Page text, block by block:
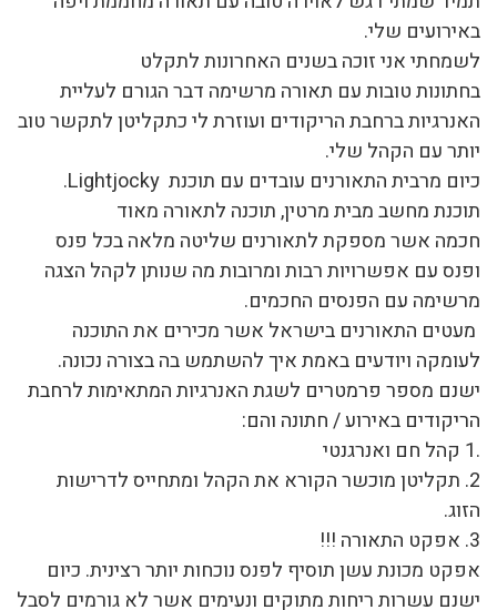
באירועים שלי.
לשמחתי אני זוכה בשנים האחרונות לתקלט
בחתונות טובות עם תאורה מרשימה דבר הגורם לעליית
האנרגיות ברחבת הריקודים ועוזרת לי כתקליטן לתקשר טוב
יותר עם הקהל שלי.
כיום מרבית התאורנים עובדים עם תוכנת Lightjocky.
תוכנת מחשב מבית מרטין, תוכנה לתאורה מאוד
חכמה אשר מספקת לתאורנים שליטה מלאה בכל פנס
ופנס עם אפשרויות רבות ומרובות מה שנותן לקהל הצגה
מרשימה עם הפנסים החכמים.
מעטים התאורנים בישראל אשר מכירים את התוכנה
לעומקה ויודעים באמת איך להשתמש בה בצורה נכונה.
ישנם מספר פרמטרים לשגת האנרגיות המתאימות לרחבת
הריקודים באירוע / חתונה והם:
.1 קהל חם ואנרגנטי
2. תקליטן מוכשר הקורא את הקהל ומתחייס לדרישות
הזוג.
3. אפקט התאורה !!!
אפקט מכונת עשן תוסיף לפנס נוכחות יותר רצינית. כיום
ישנם עשרות ריחות מתוקים ונעימים אשר לא גורמים לסבל